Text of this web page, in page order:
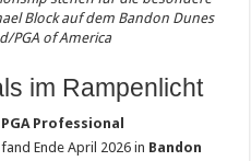
Block auf dem Bandon Dunes
PGA of America
im Rampenlicht
PGA Professional
Ende April 2026 in Bandon